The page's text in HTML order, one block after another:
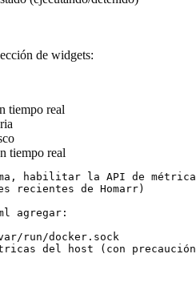
de widgets:
tiempo real
tiempo real
habilitar la API de
recientes de Homarr)
agregar:
run/docker.sock
del host (con